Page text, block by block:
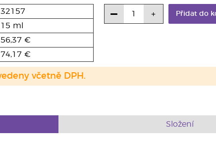
32157
15 ml
56,37 €
74,17 €
Přidat do
včetně DPH.
Složení